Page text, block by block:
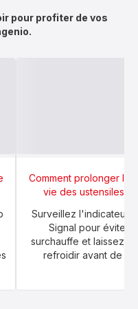
pour profiter de vos
Comment prolonger la
vie des ustensiles
Surveillez l'indicateur
Signal pour éviter
surchauffe et laissez
refroidir avant de le